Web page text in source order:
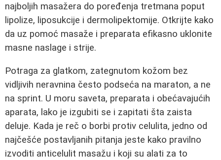
najboljih masažera do poređenja tretmana poput
lipolize, liposukcije i dermolipektomije. Otkrijte kako
da uz pomoć masaže i preparata efikasno uklonite
masne naslage i strije.
Potraga za glatkom, zategnutom kožom bez
vidljivih neravnina često podseća na maraton, a ne
na sprint. U moru saveta, preparata i obećavajućih
aparata, lako je izgubiti se i zapitati šta zaista
deluje. Kada je reč o borbi protiv celulita, jedno od
najčešće postavljanih pitanja jeste kako pravilno
izvoditi anticelulit masažu i koji su alati za to